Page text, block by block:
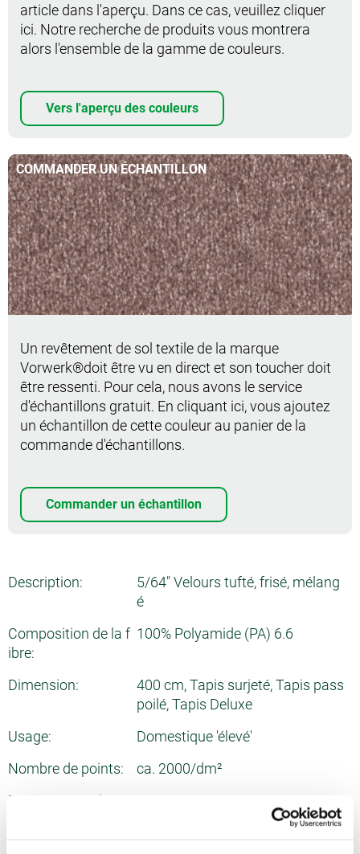
article dans l'aperçu. Dans ce cas, veuillez cliquer
ici. Notre recherche de produits vous montrera
alors l'ensemble de la gamme de couleurs.
Vers l'aperçu des couleurs
COMMANDER UN ÉCHANTILLON
Commander un échantillon
Un revêtement de sol textile de la marque
Vorwerk®doit être vu en direct et son toucher doit
être ressenti. Pour cela, nous avons le service
d'échantillons gratuit. En cliquant ici, vous ajoutez
un échantillon de cette couleur au panier de la
commande d'échantillons.
Commander un échantillon
Description:
5/64" Velours tufté, frisé, mélang
é
Composition de la f
ibre:
100% Polyamide (PA) 6.6
Dimension:
400 cm, Tapis surjeté, Tapis pass
poilé, Tapis Deluxe
Usage:
Domestique 'élevé'
Nombre de points:
ca. 2000/dm²
Epaisseur totale: